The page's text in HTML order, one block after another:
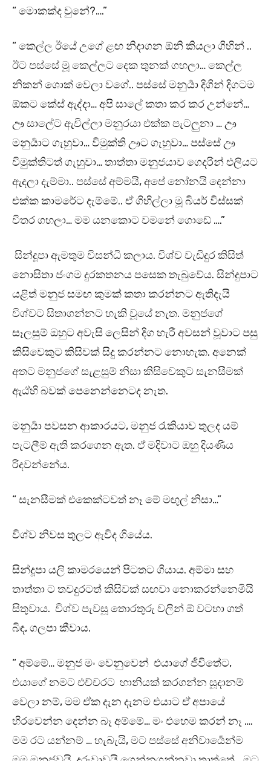
“ මොකක්ද වුනේ?….”
“ කෙල්ල ඊයේ උගේ ළඟ නිදාගන ඕනි කියලා ගිහින් ..
ඊට පස්සේ මූ කෙල්ලට දෙක තුනක් ගහලා… කෙල්ල
නිකන් ශොක් වෙලා වගේ.. පස්සේ මනුර්‍යා දිගින් දිගටම
ඕකට කේස් ඇද්දා… අපි සාලේ කතා කර කර උන්නේ…
ඌ සාලේට ඇවිල්ලා මනුරයා එක්ක පැටලුනා … ඌ
මනුර්‍යාට ගැහුවා… විමුක්ති ඌට ගැහුවා… පස්සේ ඌ
විමුක්තිටත් ගැහුවා… තාත්තා මනුජයාව ගෙදරින් එලියට
ඇදලා දැම්මා.. පස්සේ අම්මයි, අපේ නෝනයි දෙන්නා
එක්ක කාමරේට දැම්මේ.. ඒ ගිහිල්ලා මූ බියර් විස්සක්
විතර ගහලා… මම යනකොට වමනේ ගොඩේ ….”
සින්දූපා ඇමතුම විසන්ධි කලාය. විශ්ව වැඩිදුර කිසිත්
නොසිතා ජංගම දුරකතනය පසෙක තැබුවේය. සින්දුපාට
යළිත් මනුජ සමඟ කුමක් කතා කරන්නට ඇතිදැයි
විශ්වට සිතාගන්නට හැකි වූයේ නැත. මනුජගේ
සෑලසුම් ඔහුට අවැසි ලෙසින් දිග හැරී අවසන් වූවාට පසු
කිසිවෙකුට කිසිවක් සිදු කරන්නට නොහැක. අනෙක්
අතට මනුජගේ සැළසුම් නිසා කිසිවෙකුට සැනසීමක්
ඇඨ්හි බවක් පෙනෙන්නෙටද නැත.
මනුර්‍යා පවසන ආකාරයට, මනුජ රැකියාව තුලද යම්
පැටලීම් ඇති කරගෙන ඇත. ඒ මදිවාට ඔහු දියණිය
රිදවන්නේය.
“ සැනසීමක් එකෙක්ටවත් නෑ මේ මඟුල් නිසා…”
විශ්ව නිවස තුලට ඇවිද ගියේය.
සින්දූපා යලි කාමරයෙන් පිටතට ගියාය. අම්මා සහ
තාත්තා ට තවදුරටත් කිසිවක් සඟවා නොකරන්නෙමියි
සිතුවාය. විශ්ව පැවසූ තොරතුරු වලින් ඕ වටහා ගත්
බිඳ, ගලපා කීවාය.
“ අම්මේ… මනුජ මං වෙනුවෙන් එයාගේ ජීවිතේට,
එයාගේ නමට එච්චරට හානියක් කරගන්න සූදානම්
වෙලා නම්, මම ඒක දැන දැනම එයාට ඒ අපායේ
හිරවෙන්න දෙන්න බෑ අම්මේ… මං එහෙම කරන් නෑ ….
මම රට යන්නම් … හැබැයි, මට පස්සේ අනිවාර්‍යෙන්ම